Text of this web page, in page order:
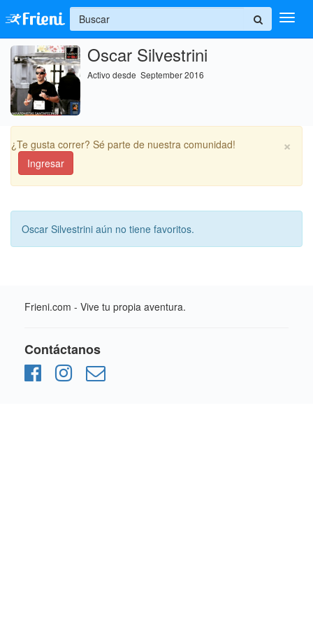
Ingresar
Inicio
Ayuda
+
Oscar Silvestrini
Activo desde September 2016
×
¿Te gusta correr? Sé parte de nuestra comunidad!
Ingresar
Oscar Silvestrini aún no tiene favoritos.
Frieni.com - Vive tu propia aventura.
Contáctanos